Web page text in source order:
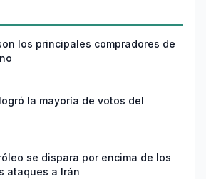
los principales compradores de
la mayoría de votos del
se dispara por encima de los
ataques a Irán